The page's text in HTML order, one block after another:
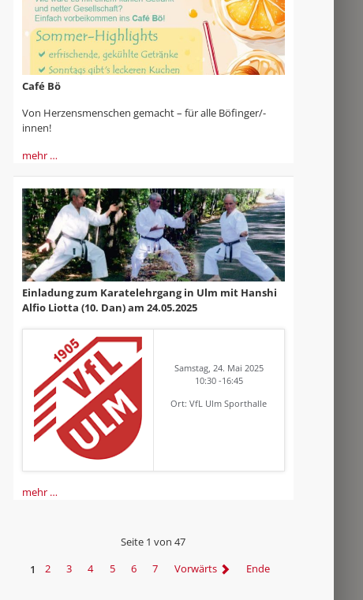
Café Bö
Von Herzensmenschen gemacht – für alle Böfinger/-
innen!
mehr …
Einladung zum Karatelehrgang in Ulm mit Hanshi
Alfio Liotta (10. Dan) am 24.05.2025
Samstag, 24. Mai 2025
10:30 -16:45
Ort: VfL Ulm Sporthalle
mehr …
Seite 1 von 47
1
2 3 4 5 6 7 Vorwärts Ende